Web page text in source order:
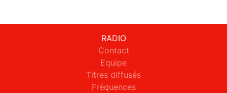
RADIO
Contact
Equipe
Titres diffusés
Fréquences